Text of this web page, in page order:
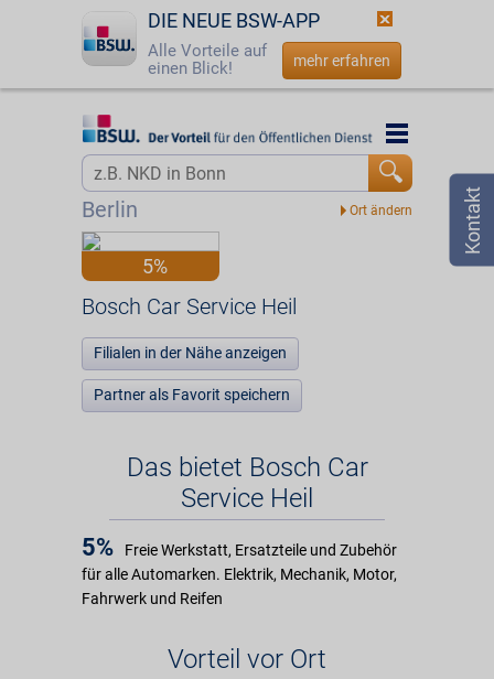
DIE NEUE BSW-APP
Alle Vorteile auf
einen Blick!
mehr erfahren
Startseite
Login
Berlin
Startseite
5%
Bosch Car Service Heil
Filialen in der Nähe anzeigen
Partner als Favorit speichern
Das bietet Bosch Car
Service Heil
5%
Freie Werkstatt, Ersatzteile und Zubehör
für alle Automarken. Elektrik, Mechanik, Motor,
Fahrwerk und Reifen
Vorteil vor Ort